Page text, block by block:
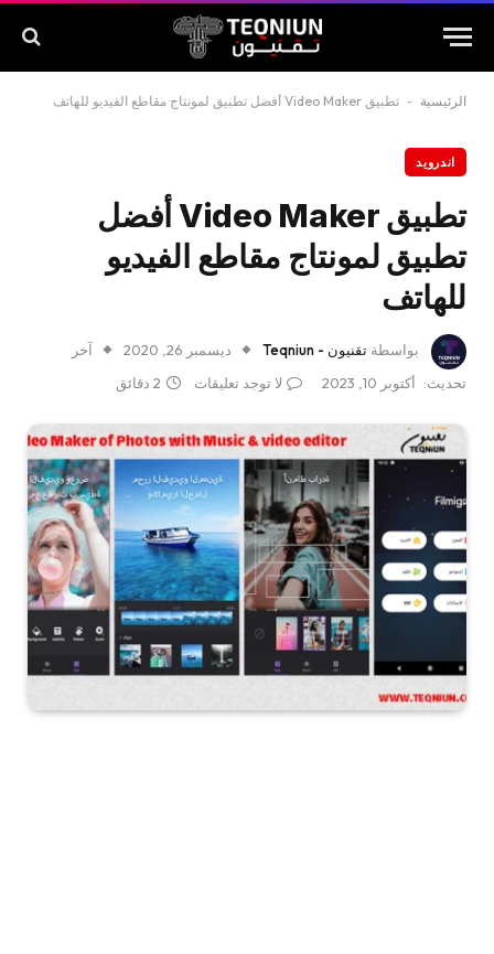
الرئيسية - تطبيق Video Maker أفضل تطبيق لمونتاج مقاطع الفيديو للهاتف
اندرويد
تطبيق Video Maker أفضل
تطبيق لمونتاج مقاطع الفيديو
للهاتف
بواسطة تقنيون - Teqniun ديسمبر 26, 2020
آخر
تحديث:
أكتوبر 10, 2023 لا توجد تعليقات 2 دقائق